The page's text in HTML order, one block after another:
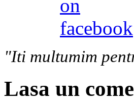
"Iti multumim
Lasa un